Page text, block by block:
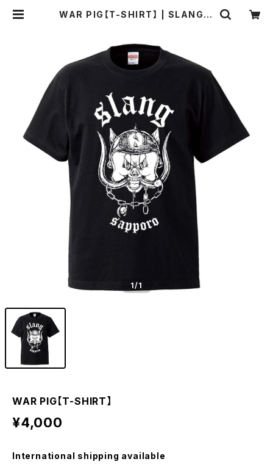
WAR PIG【T-SHIRT】 | SLANG O
1/1
WAR PIG【T-SHIRT】
¥4,000
International shipping available